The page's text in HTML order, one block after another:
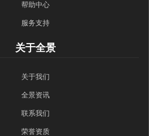
帮助中心
服务支持
关于全景
关于我们
全景资讯
联系我们
荣誉资质